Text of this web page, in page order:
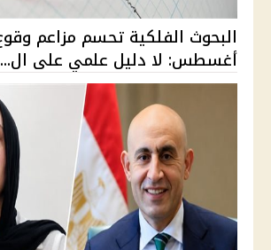
أغسطس: لا دليل علمي على ال...